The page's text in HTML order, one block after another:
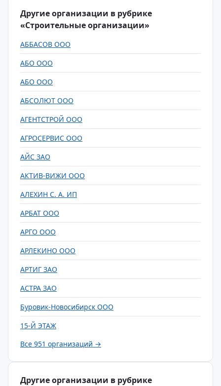
Другие организации в рубрике
«Строительные организации»
АББАСОВ ООО
АБО ООО
АБО ООО
АБСОЛЮТ ООО
АГЕНТСТРОЙ ООО
АГРОСЕРВИС ООО
АЙС ЗАО
АКТИВ-ВИЖИ ООО
АЛЕХИН С. А. ИП
АРБАТ ООО
АРГО ООО
АРЛЕКИНО ООО
АРТИГ ЗАО
АСТРА ЗАО
Буровик-Новосибирск ООО
15-Й ЭТАЖ
Все 951 организаций →
Другие организации в рубрике